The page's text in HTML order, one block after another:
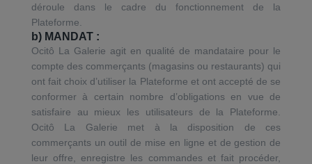
déroule dans le cadre du fonctionnement de la
Plateforme.
b) MANDAT :
Ocitô La Galerie agit en qualité de mandataire pour le
compte des commerçants (magasins ou restaurants) qui
ont fait choix d’utiliser la Plateforme et ont accepté de se
conformer à certain nombre d’obligations en vue de
satisfaire au mieux les utilisateurs de la Plateforme.
Ocitô La Galerie met à la disposition de ces
commerçants un outil de mise en ligne et de gestion de
leur offre, enregistre les commandes et fait procéder,